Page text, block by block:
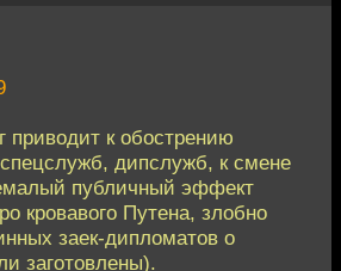
приводит к обострению
дипслужб, к смене
публичный эффект
кровавого Путена, злобно
заек-дипломатов о
заготовлены).